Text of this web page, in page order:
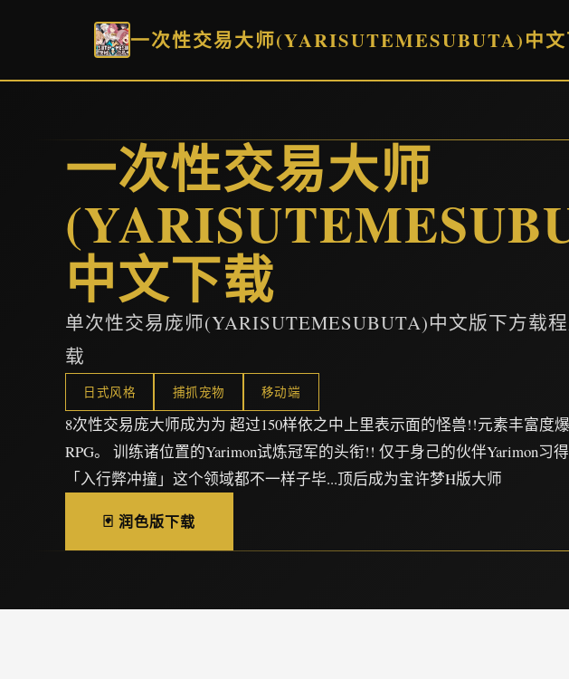
一次性交易大师(YARISUTEMESUBUTA)中文
一次性交易大师
中文下载
单次性交易庞师(YARISUTEMESUBUTA)中文版下方载
载
日式风格 捕抓宠物 移动端
8次性交易庞大师成为为 超过150样依之中上里表示面的怪兽!!元素丰富度
RPG。 训练诸位置的Yarimon试炼冠军的头衔!! 仅于身己的伙伴Yarimon习
「入行弊冲撞」这个领域都不一样子毕...顶后成为宝许梦H版大师
🃏 润色版下载